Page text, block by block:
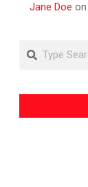
Jane Doe on
Search